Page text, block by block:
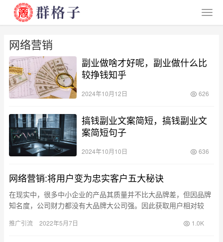
网络营销
副业做啥才好呢，副业做什么比
较挣钱知乎
2024年10月12日 626
搞钱副业文案简短，搞钱副业文
案简短句子
2024年10月10日 636
网络营销:将用户变为忠实客户五大秘诀
在现实中，很多中小企业的产品其质量并不比大品牌差，但因品牌
知名度，公司财力都没有大品牌大公司强。因此获取用户相对较
宽渠道增…
推广引流 2022年5月7日 1.0K